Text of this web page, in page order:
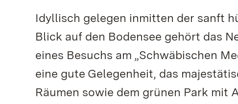
Idyllisch gelegen inmitten der sanft
Blick auf den Bodensee gehört das
eines Besuchs am „Schwäbischen
eine gute Gelegenheit, das
Räumen sowie dem grünen Park mit